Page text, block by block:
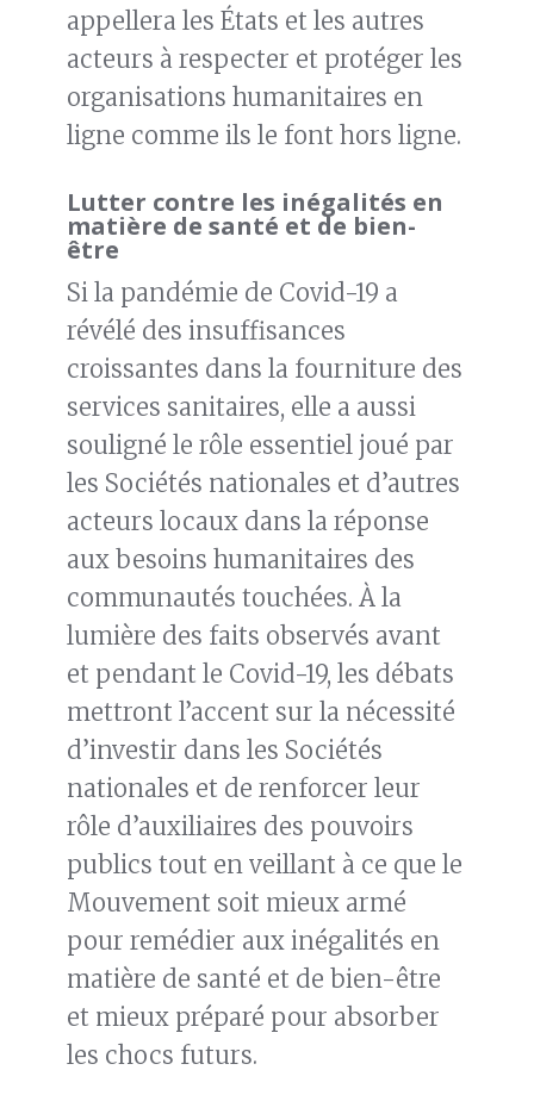
appellera les États et les autres
acteurs à respecter et protéger les
organisations humanitaires en
ligne comme ils le font hors ligne.
Lutter contre les inégalités en
matière de santé et de bien-
être
Si la pandémie de Covid-19 a
révélé des insuffisances
croissantes dans la fourniture des
services sanitaires, elle a aussi
souligné le rôle essentiel joué par
les Sociétés nationales et d’autres
acteurs locaux dans la réponse
aux besoins humanitaires des
communautés touchées. À la
lumière des faits observés avant
et pendant le Covid-19, les débats
mettront l’accent sur la nécessité
d’investir dans les Sociétés
nationales et de renforcer leur
rôle d’auxiliaires des pouvoirs
publics tout en veillant à ce que le
Mouvement soit mieux armé
pour remédier aux inégalités en
matière de santé et de bien-être
et mieux préparé pour absorber
les chocs futurs.